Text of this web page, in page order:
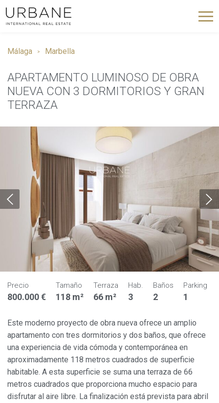
Málaga Marbella
APARTAMENTO LUMINOSO DE OBRA
NUEVA CON 3 DORMITORIOS Y GRAN
TERRAZA
Precio
800.000 €
Tamaño
118 m²
Terraza
66 m²
Hab.
3
Baños
2
Parking
1
Este moderno proyecto de obra nueva ofrece un amplio
apartamento con tres dormitorios y dos baños, que ofrece
una experiencia de vida cómoda y contemporánea en
aproximadamente 118 metros cuadrados de superficie
habitable. A esta superficie se suma una terraza de 66
metros cuadrados que proporciona mucho espacio para
disfrutar al aire libre. La finalización está prevista para abril